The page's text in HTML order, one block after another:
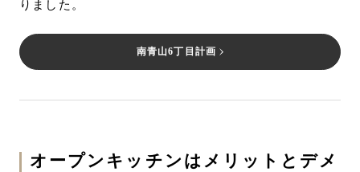
りました。
南青山6丁目計画
オープンキッチンはメリットとデメ